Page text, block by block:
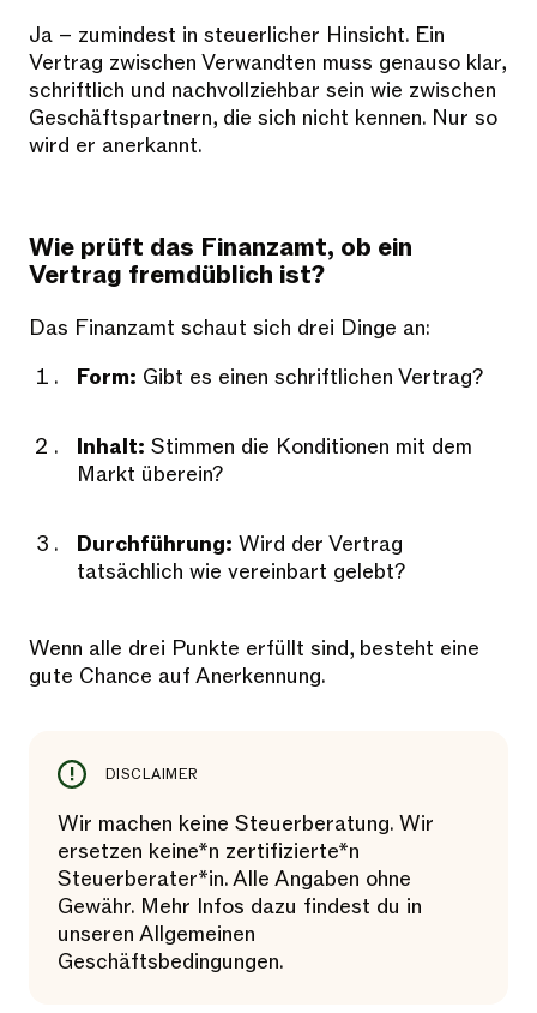
Ja – zumindest in steuerlicher Hinsicht. Ein
Vertrag zwischen Verwandten muss genauso klar,
schriftlich und nachvollziehbar sein wie zwischen
Geschäftspartnern, die sich nicht kennen. Nur so
wird er anerkannt.
Wie prüft das Finanzamt, ob ein
Vertrag fremdüblich ist?
Das Finanzamt schaut sich drei Dinge an:
Form: Gibt es einen schriftlichen Vertrag?
Inhalt: Stimmen die Konditionen mit dem
Markt überein?
Durchführung: Wird der Vertrag
tatsächlich wie vereinbart gelebt?
Wenn alle drei Punkte erfüllt sind, besteht eine
gute Chance auf Anerkennung.
DISCLAIMER
Wir machen keine Steuerberatung. Wir
ersetzen keine*n zertifizierte*n
Steuerberater*in. Alle Angaben ohne
Gewähr. Mehr Infos dazu findest du in
unseren Allgemeinen
Geschäftsbedingungen.